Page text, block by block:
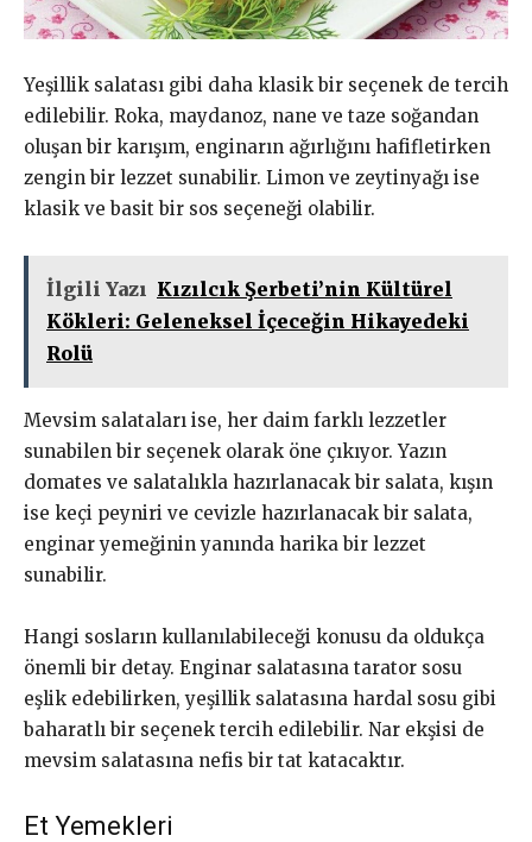
Yeşillik salatası gibi daha klasik bir seçenek de tercih
edilebilir. Roka, maydanoz, nane ve taze soğandan
oluşan bir karışım, enginarın ağırlığını hafifletirken
zengin bir lezzet sunabilir. Limon ve zeytinyağı ise
klasik ve basit bir sos seçeneği olabilir.
İlgili Yazı Kızılcık Şerbeti’nin Kültürel
Kökleri: Geleneksel İçeceğin Hikayedeki
Rolü
Mevsim salataları ise, her daim farklı lezzetler
sunabilen bir seçenek olarak öne çıkıyor. Yazın
domates ve salatalıkla hazırlanacak bir salata, kışın
ise keçi peyniri ve cevizle hazırlanacak bir salata,
enginar yemeğinin yanında harika bir lezzet
sunabilir.
Hangi sosların kullanılabileceği konusu da oldukça
önemli bir detay. Enginar salatasına tarator sosu
eşlik edebilirken, yeşillik salatasına hardal sosu gibi
baharatlı bir seçenek tercih edilebilir. Nar ekşisi de
mevsim salatasına nefis bir tat katacaktır.
Et Yemekleri